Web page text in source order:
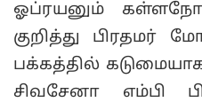
ஓப்ரயனும்
குறித்து பிரதமர்
பக்கத்தில் கடுமையாக
சிவசேனா எம்பி